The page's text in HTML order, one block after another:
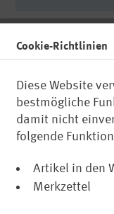
Cookie-Richtlinien
Diese Website
bestmögliche
damit nicht
folgende
Artikel in den
Merkzettel